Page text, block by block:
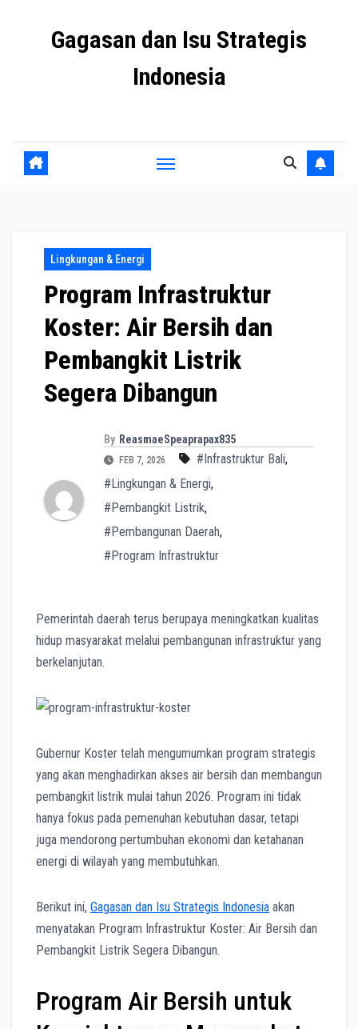
Gagasan dan Isu Strategis
Indonesia
Lingkungan & Energi
Program Infrastruktur
Koster: Air Bersih dan
Pembangkit Listrik
Segera Dibangun
By ReasmaeSpeaprapax835
FEB 7, 2026 #Infrastruktur Bali,
#Lingkungan & Energi,
#Pembangkit Listrik,
#Pembangunan Daerah,
#Program Infrastruktur
Pemerintah daerah terus berupaya meningkatkan kualitas
hidup masyarakat melalui pembangunan infrastruktur yang
berkelanjutan.
Gubernur Koster telah mengumumkan program strategis
yang akan menghadirkan akses air bersih dan membangun
pembangkit listrik mulai tahun 2026. Program ini tidak
hanya fokus pada pemenuhan kebutuhan dasar, tetapi
juga mendorong pertumbuhan ekonomi dan ketahanan
energi di wilayah yang membutuhkan.
Berikut ini, Gagasan dan Isu Strategis Indonesia akan
menyatakan Program Infrastruktur Koster: Air Bersih dan
Pembangkit Listrik Segera Dibangun.
Program Air Bersih untuk